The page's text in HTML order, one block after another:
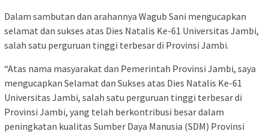
Dalam sambutan dan arahannya Wagub Sani mengucapkan
selamat dan sukses atas Dies Natalis Ke-61 Universitas Jambi,
salah satu perguruan tinggi terbesar di Provinsi Jambi.
“Atas nama masyarakat dan Pemerintah Provinsi Jambi, saya
mengucapkan Selamat dan Sukses atas Dies Natalis Ke-61
Universitas Jambi, salah satu perguruan tinggi terbesar di
Provinsi Jambi, yang telah berkontribusi besar dalam
peningkatan kualitas Sumber Daya Manusia (SDM) Provinsi